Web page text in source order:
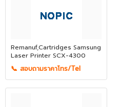
Remanuf,Cartridges Samsung
Laser Printer SCX-4300
📞 สอบถามราคาโทร/Tel